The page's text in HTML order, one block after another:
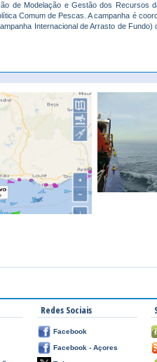
de Modelação e Gestão dos
Comum de Pescas. A campanha é
Internacional de Arrasto de
Redes Sociais
Facebook
Facebook - Açores